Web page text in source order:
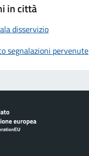
in città
disservizio
segnalazioni pervenute